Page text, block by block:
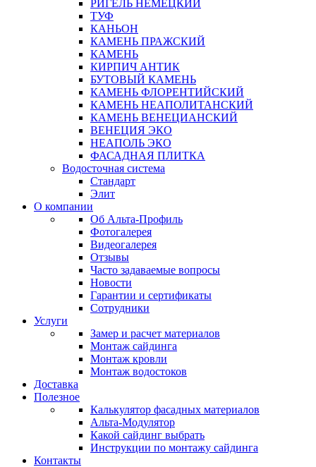
РИГЕЛЬ НЕМЕЦКИЙ
ТУФ
КАНЬОН
КАМЕНЬ ПРАЖСКИЙ
КАМЕНЬ
КИРПИЧ АНТИК
БУТОВЫЙ КАМЕНЬ
КАМЕНЬ ФЛОРЕНТИЙСКИЙ
КАМЕНЬ НЕАПОЛИТАНСКИЙ
КАМЕНЬ ВЕНЕЦИАНСКИЙ
ВЕНЕЦИЯ ЭКО
НЕАПОЛЬ ЭКО
ФАСАДНАЯ ПЛИТКА
Водосточная система
Стандарт
Элит
О компании
Об Альта-Профиль
Фотогалерея
Видеогалерея
Отзывы
Часто задаваемые вопросы
Новости
Гарантии и сертификаты
Сотрудники
Услуги
Замер и расчет материалов
Монтаж сайдинга
Монтаж кровли
Монтаж водостоков
Доставка
Полезное
Калькулятор фасадных материалов
Альта-Модулятор
Какой сайдинг выбрать
Инструкции по монтажу сайдинга
Контакты